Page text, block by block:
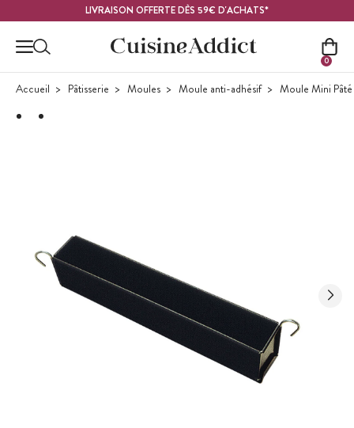
LIVRAISON OFFERTE DÈS 59€ D'ACHATS*
0
Accueil Pâtisserie Moules Moule anti-adhésif Moule Mini